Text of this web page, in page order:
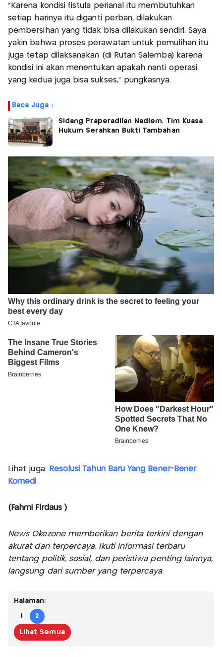
"Karena kondisi fistula perianal itu membutuhkan
setiap harinya itu diganti perban, dilakukan
pembersihan yang tidak bisa dilakukan sendiri. Saya
yakin bahwa proses perawatan untuk pemulihan itu
juga tetap dilaksanakan (di Rutan Salemba) karena
kondisi ini akan menentukan apakah nanti operasi
yang kedua juga bisa sukses," pungkasnya.
Baca Juga :
Sidang Praperadilan Nadiem, Tim Kuasa
Hukum Serahkan Bukti Tambahan
Lihat juga: Resolusi Tahun Baru Yang Bener-Bener
Komedi
(Fahmi Firdaus )
News Okezone memberikan berita terkini dengan
akurat dan terpercaya. Ikuti informasi terbaru
tentang politik, sosial, dan peristiwa penting lainnya,
langsung dari sumber yang terpercaya.
Halaman:
1 2
Lihat Semua